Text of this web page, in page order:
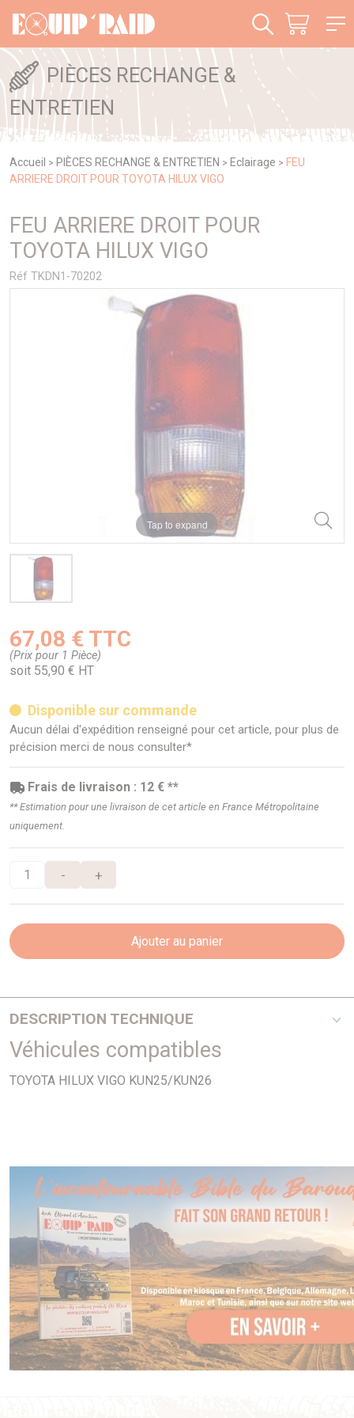
PIÈCES RECHANGE &
ENTRETIEN
Accueil > PIÈCES RECHANGE & ENTRETIEN > Eclairage > FEU
ARRIERE DROIT POUR TOYOTA HILUX VIGO
FEU ARRIERE DROIT POUR
TOYOTA HILUX VIGO
Réf TKDN1-70202
Tap to expand
67,08 € TTC
(Prix pour 1 Pièce)
soit 55,90 € HT
Disponible sur commande
Aucun délai d'expédition renseigné pour cet article, pour plus de
précision merci de nous consulter*
Frais de livraison : 12 € **
** Estimation pour une livraison de cet article en France Métropolitaine
uniquement.
- +
Ajouter au panier
DESCRIPTION TECHNIQUE
Feu arrière droit.
Véhicules compatibles
TOYOTA HILUX VIGO KUN25/KUN26
Panneau de gestion des cookies